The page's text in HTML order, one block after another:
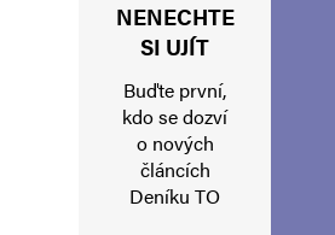
NENECHTE
SI UJÍT
Buďte první,
kdo se dozví
o nových
článcích
Deníku TO